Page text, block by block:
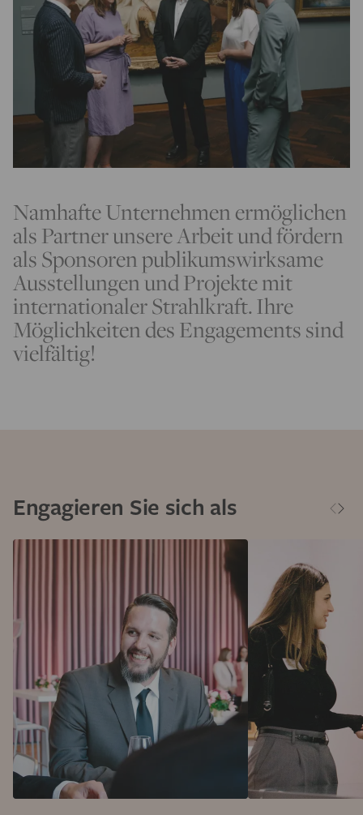
Namhafte Unternehmen ermöglichen
als Partner unsere Arbeit und fördern
als Sponsoren publikumswirksame
Ausstellungen und Projekte mit
internationaler Strahlkraft. Ihre
Möglichkeiten des Engagements sind
vielfältig!
Engagieren Sie sich als